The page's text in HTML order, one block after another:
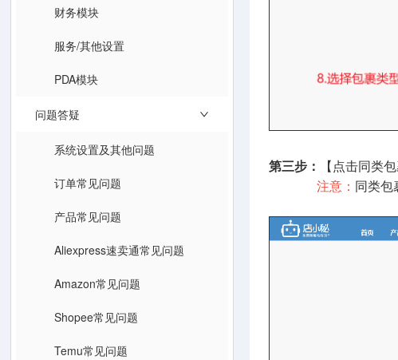
财务模块
服务/其他设置
PDA模块
问题答疑
系统设置及其他问题
订单常见问题
产品常见问题
Aliexpress速卖通常见问题
Amazon常见问题
Shopee常见问题
Temu常见问题
第三步：
【点击同类
注意： 同类包